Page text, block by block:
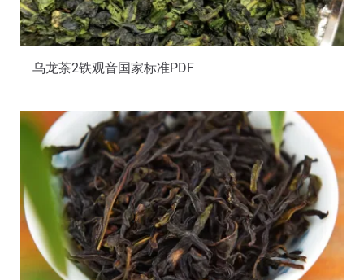
乌龙茶2铁观音国家标准PDF